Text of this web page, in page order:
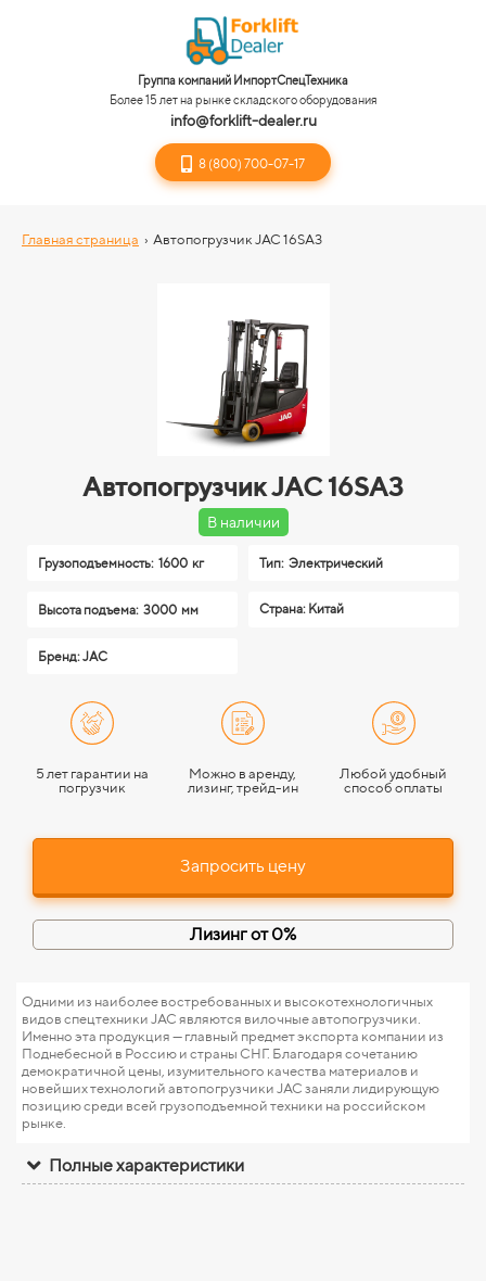
Группа компаний ИмпортСпецТехника
Более 15 лет на рынке складского оборудования
info@forklift-dealer.ru
8 (800) 700-07-17
Главная страница › Автопогрузчик JAC 16SA3
Автопогрузчик JAC 16SA3
В наличии
Грузоподъемность: 1600 кг Тип: Электрический
Высота подъема: 3000 мм Страна: Китай
Бренд: JAC
5 лет гарантии на
погрузчик
Можно в аренду,
лизинг, трейд-ин
Любой удобный
способ оплаты
Запросить цену
Лизинг от 0%
Одними из наиболее востребованных и высокотехнологичных
видов спецтехники JAC являются вилочные автопогрузчики.
Именно эта продукция — главный предмет экспорта компании из
Поднебесной в Россию и страны СНГ. Благодаря сочетанию
демократичной цены, изумительного качества материалов и
новейших технологий автопогрузчики JAC заняли лидирующую
позицию среди всей грузоподъемной техники на российском
рынке.
Полные характеристики